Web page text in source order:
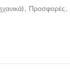
, Προσφορές,